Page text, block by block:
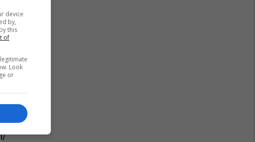
e
device
by,
this
of
Look
or